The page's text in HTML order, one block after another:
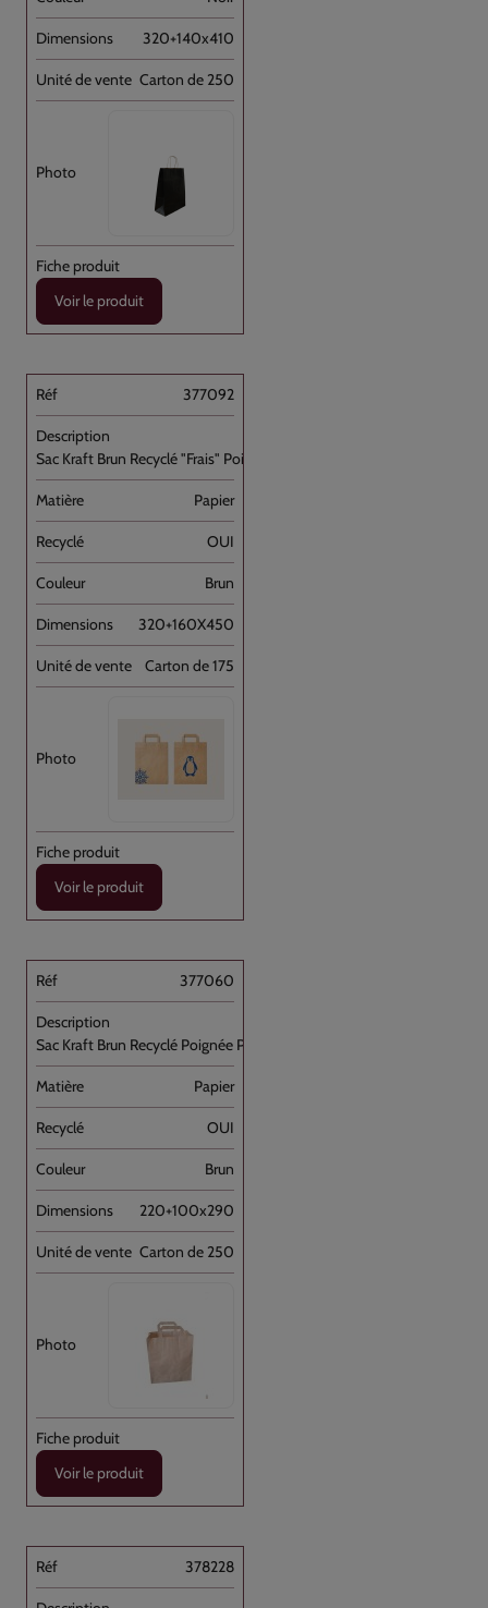
320+140x410
Carton de 250
Voir le produit
377092
Sac Kraft Brun Recyclé "Frais" Poignée [...]
Papier
OUI
Brun
320+160X450
Carton de 175
Voir le produit
377060
Sac Kraft Brun Recyclé Poignée Plate [...]
Papier
OUI
Brun
220+100x290
Carton de 250
Voir le produit
378228